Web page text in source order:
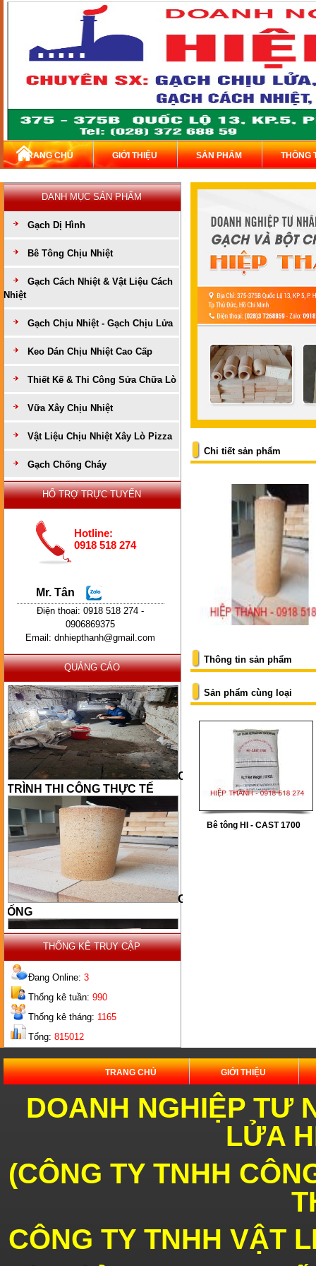
TRANG CHỦ GIỚI THIỆU SẢN PHẨM THÔNG
DANH MỤC SẢN PHẨM
Gạch Dị Hình
Bê Tông Chịu Nhiệt
Gạch Cách Nhiệt & Vật Liệu Cách
Nhiệt
Gạch Chịu Nhiệt - Gạch Chịu Lửa
Keo Dán Chịu Nhiệt Cao Cấp
Thiết Kế & Thi Công Sửa Chữa Lò
Vữa Xây Chịu Nhiệt
Vật Liệu Chịu Nhiệt Xây Lò Pizza
Gạch Chống Cháy
HỔ TRỢ TRỰC TUYẾN
Hotline:
0918 518 274
Mr. Tân
Điện thoại: 0918 518 274 -
0906869375
Email: dnhiepthanh@gmail.com
QUẢNG CÁO
CÔNG
TRÌNH THI CÔNG THỰC TẾ
GẠCH
ỐNG
BÉC
THỐNG KÊ TRUY CẬP
Đang Online:3
Thống kê tuần:990
Thống kê tháng: 1165
Tổng:815012
Chi tiết sản phẩm
Thông tin sản phẩm
Sản phẩm cùng loại
Bê tông HI - CAST 1700
TRANG CHỦ GIỚI THIỆU
DOANH NGHIỆP TƯ
LỬA
(CÔNG TY TNHH
CÔNG TY TNHH VẬT